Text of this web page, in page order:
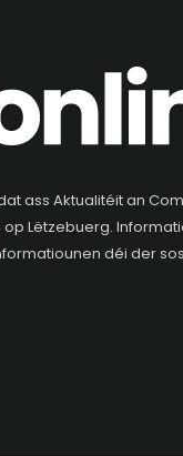
ass Aktualitéit an
Lëtzebuerg.
déi der